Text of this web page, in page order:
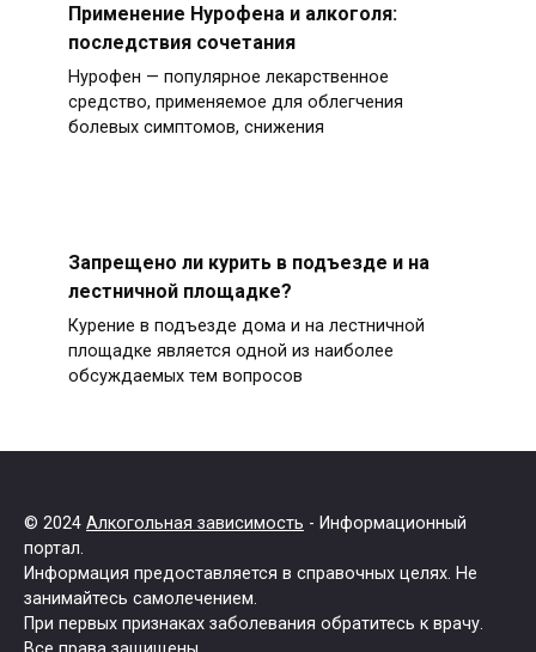
Применение Нурофена и алкоголя:
последствия сочетания
Нурофен — популярное лекарственное
средство, применяемое для облегчения
болевых симптомов, снижения
Запрещено ли курить в подъезде и на
лестничной площадке?
Курение в подъезде дома и на лестничной
площадке является одной из наиболее
обсуждаемых тем вопросов
© 2024 Алкогольная зависимость - Информационный
портал.
Информация предоставляется в справочных целях. Не
занимайтесь самолечением.
При первых признаках заболевания обратитесь к врачу.